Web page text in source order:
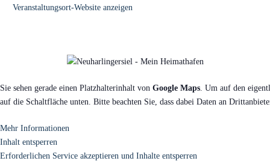
Veranstaltungsort-Website anzeigen
Sie sehen gerade einen Platzhalterinhalt von Google Maps . Um auf den
auf die Schaltfläche unten. Bitte beachten Sie, dass dabei Daten an
Mehr Informationen
Inhalt entsperren
Erforderlichen Service akzeptieren und Inhalte entsperren